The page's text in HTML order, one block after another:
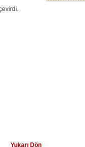
Yukarı Dön